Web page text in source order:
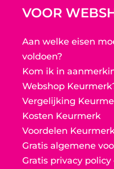
VOOR
Aan welke eisen
voldoen?
Kom ik in
Webshop
Vergelijking
Kosten Keurmerk
Voordelen
Gratis algemene
Gratis privacy